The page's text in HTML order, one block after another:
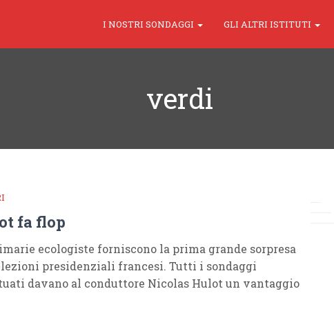
I NOSTRI SONDAGGI GLI ALTRI ISTITUTI
verdi
fa flop
ecologiste forniscono la prima grande sorpresa
presidenziali francesi. Tutti i sondaggi
davano al conduttore Nicolas Hulot un vantaggio